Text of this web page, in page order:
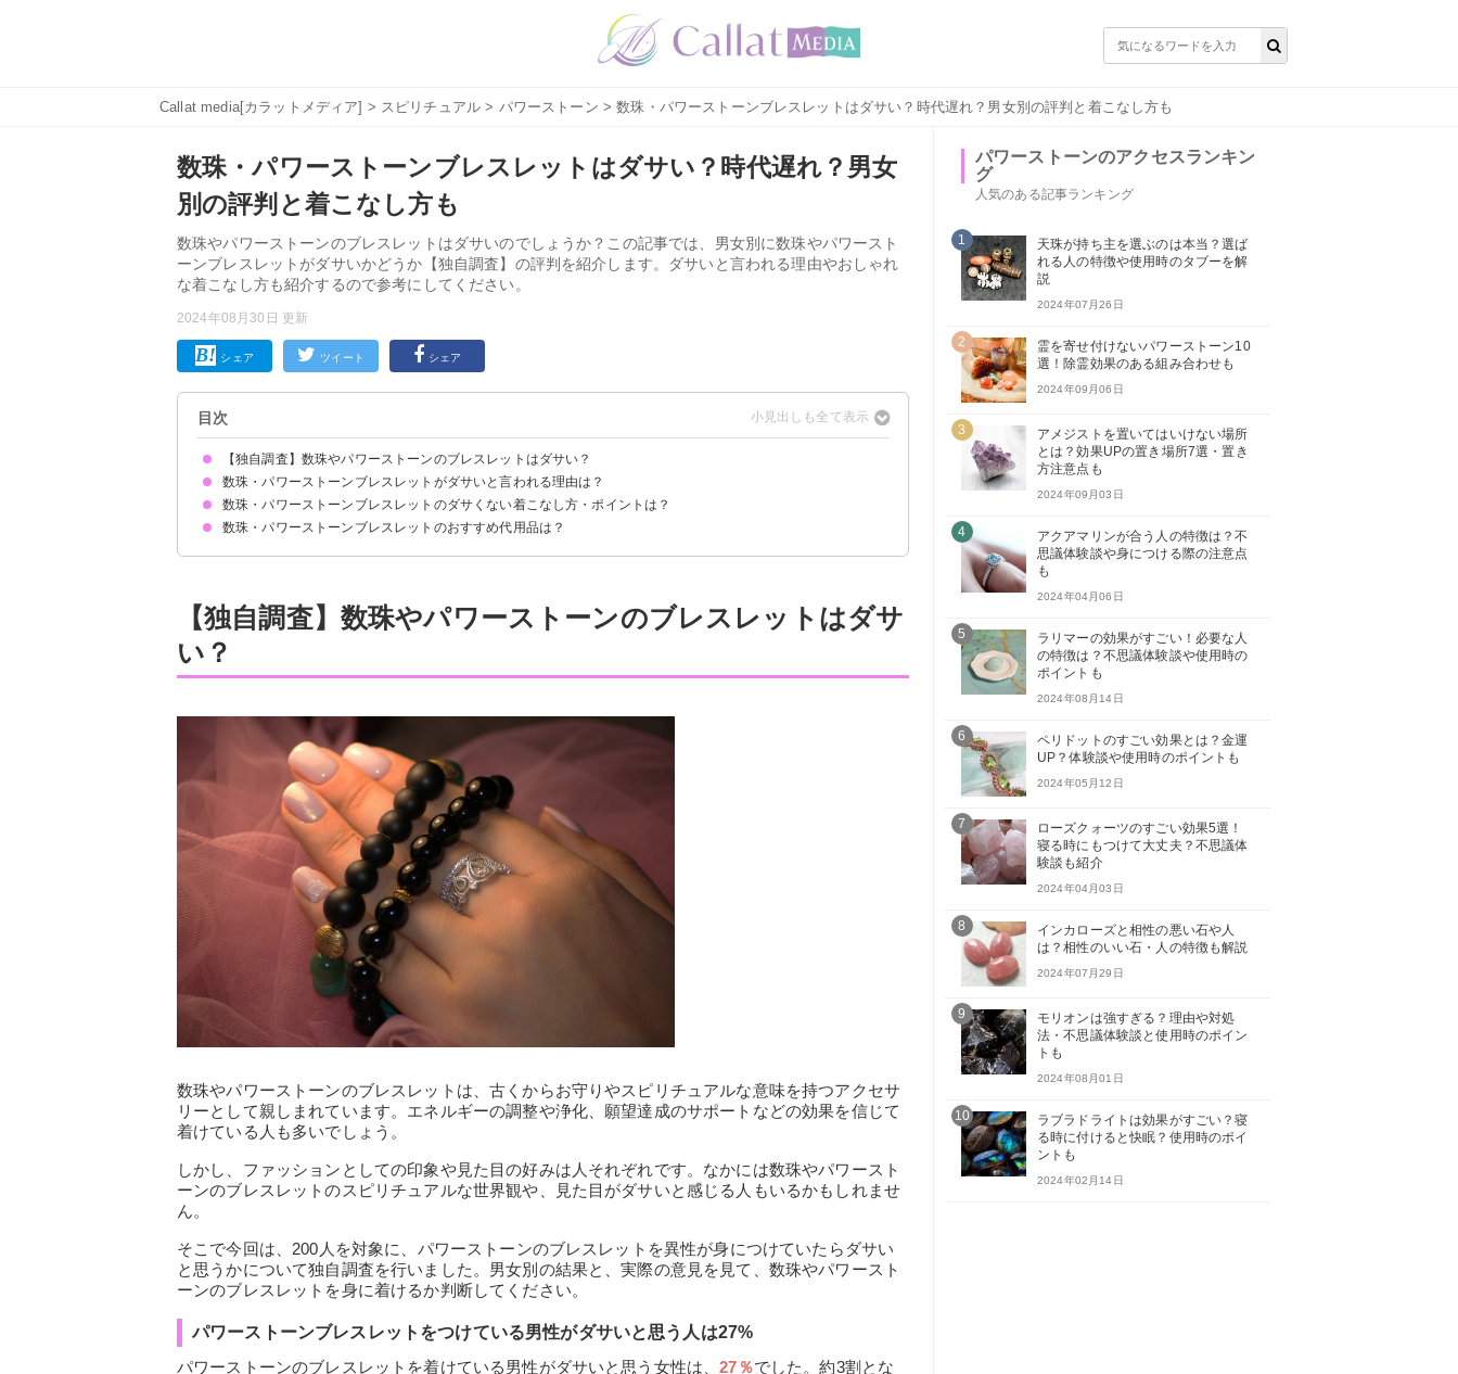
Callat media[カラットメディア] > スピリチュアル > パワーストーン > 数珠・パワーストーンブレスレットはダサい？時代遅れ？男女別の評判と着こなし方も
数珠・パワーストーンブレスレットはダサい？時代遅れ？男女
別の評判と着こなし方も
数珠やパワーストーンのブレスレットはダサいのでしょうか？この記事では、男女別に数珠やパワースト
ーンブレスレットがダサいかどうか【独自調査】の評判を紹介します。ダサいと言われる理由やおしゃれ
な着こなし方も紹介するので参考にしてください。
2024年08月30日 更新
シェア ツイート シェア
目次
【独自調査】数珠やパワーストーンのブレスレットはダサい？
パワーストーンブレスレットをつけている男性がダサいと思う人は27%
パワーストーンブレスレットをつけている女性がダサいと思う人も27%
数珠・パワーストーンブレスレットがダサいと言われる理由は？
①宗教じみたイメージがあるから
②他力本願だと感じるから
③こだわりや主張が強そうだから
④パワストーンの種類で望みがわかってしまうから
⑤時代遅れなファッションに感じるから
⑥服装と合っていないように見えるから
⑦やんちゃで幼い人が身につけるイメージがあるから
数珠・パワーストーンブレスレットのダサくない着こなし方・ポイントは？
小粒のブレスレットを選ぶ
服のコーデはシンプルなものにする
身につけるときは1つだけにする
数珠・パワーストーンブレスレットのおすすめ代用品は？
【独自調査】数珠やパワーストーンのブレスレットはダサ
い？
数珠やパワーストーンのブレスレットは、古くからお守りやスピリチュアルな意味を持つアクセサ
リーとして親しまれています。エネルギーの調整や浄化、願望達成のサポートなどの効果を信じて
着けている人も多いでしょう。
しかし、ファッションとしての印象や見た目の好みは人それぞれです。なかには数珠やパワースト
ーンのブレスレットのスピリチュアルな世界観や、見た目がダサいと感じる人もいるかもしれませ
ん。
そこで今回は、200人を対象に、パワーストーンのブレスレットを異性が身につけていたらダサい
と思うかについて独自調査を行いました。男女別の結果と、実際の意見を見て、数珠やパワースト
ーンのブレスレットを身に着けるか判断してください。
パワーストーンブレスレットをつけている男性がダサいと思う人は27%
パワーストーンのブレスレットを着けている男性がダサいと思う女性は、27％でした。約3割とな
パワーストーンのアクセスランキン
グ
人気のある記事ランキング
1
天珠が持ち主を選ぶのは本当？選ば
れる人の特徴や使用時のタブーを解
説
2024年07月26日
2
霊を寄せ付けないパワーストーン10
選！除霊効果のある組み合わせも
2024年09月06日
3
アメジストを置いてはいけない場所
とは？効果UPの置き場所7選・置き
方注意点も
2024年09月03日
4
アクアマリンが合う人の特徴は？不
思議体験談や身につける際の注意点
も
2024年04月06日
5
ラリマーの効果がすごい！必要な人
の特徴は？不思議体験談や使用時の
ポイントも
2024年08月14日
6
ペリドットのすごい効果とは？金運
UP？体験談や使用時のポイントも
2024年05月12日
7
ローズクォーツのすごい効果5選！
寝る時にもつけて大丈夫？不思議体
験談も紹介
2024年04月03日
8
インカローズと相性の悪い石や人
は？相性のいい石・人の特徴も解説
2024年07月29日
9
モリオンは強すぎる？理由や対処
法・不思議体験談と使用時のポイン
トも
2024年08月01日
10
ラブラドライトは効果がすごい？寝
る時に付けると快眠？使用時のポイ
ントも
2024年02月14日